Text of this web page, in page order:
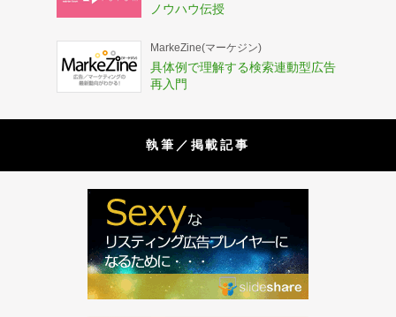
ノウハウ伝授
MarkeZine(マーケジン)
具体例で理解する検索連動型広告
再入門
執筆／掲載記事